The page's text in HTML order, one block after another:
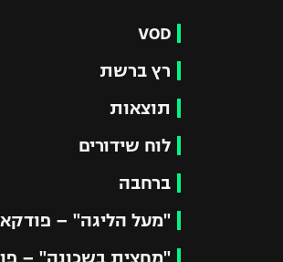
VOD
רץ ברשת
תוצאות
לוח שידורים
ברחבה
"מעל הליגה" –
"מחצית בשכונה" –